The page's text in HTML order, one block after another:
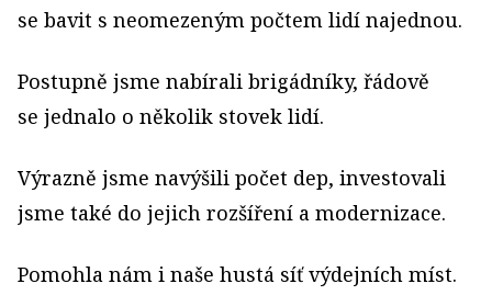
se bavit s neomezeným počtem lidí najednou.
Postupně jsme nabírali brigádníky, řádově
se jednalo o několik stovek lidí.
Výrazně jsme navýšili počet dep, investovali
jsme také do jejich rozšíření a modernizace.
Pomohla nám i naše hustá síť výdejních míst.